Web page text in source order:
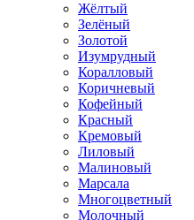
Жёлтый
Зелёный
Золотой
Изумрудный
Коралловый
Коричневый
Кофейный
Красный
Кремовый
Лиловый
Малиновый
Марсала
Многоцветный
Молочный